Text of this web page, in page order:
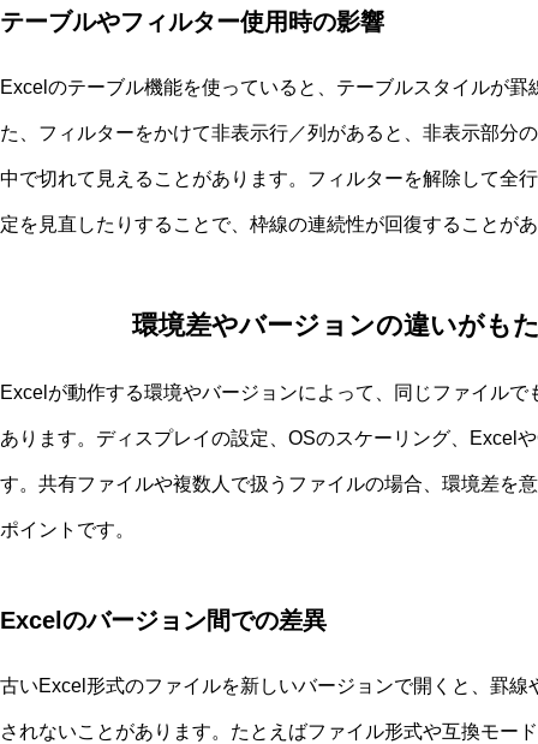
テーブルやフィルター使用時の影響
Excelのテーブル機能を使っていると、テーブルスタイルが
た、フィルターをかけて非表示行／列があると、非表示部分
中で切れて見えることがあります。フィルターを解除して全
定を見直したりすることで、枠線の連続性が回復することが
環境差やバージョンの違いがも
Excelが動作する環境やバージョンによって、同じファイル
あります。ディスプレイの設定、OSのスケーリング、Excel
す。共有ファイルや複数人で扱うファイルの場合、環境差を
ポイントです。
Excelのバージョン間での差異
古いExcel形式のファイルを新しいバージョンで開くと、罫
されないことがあります。たとえばファイル形式や互換モー